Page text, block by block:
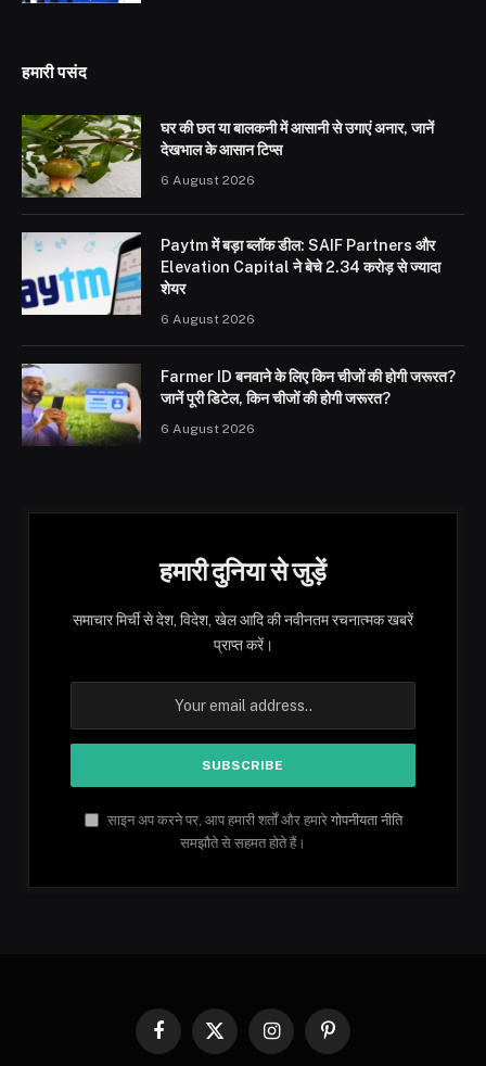
हमारी पसंद
घर की छत या बालकनी में आसानी से उगाएं अनार, जानें
देखभाल के आसान टिप्स
6 August 2026
Paytm में बड़ा ब्लॉक डील: SAIF Partners और
Elevation Capital ने बेचे 2.34 करोड़ से ज्यादा
शेयर
6 August 2026
Farmer ID बनवाने के लिए किन चीजों की होगी जरूरत?
जानें पूरी डिटेल, किन चीजों की होगी जरूरत?
6 August 2026
हमारी दुनिया से जुड़ें
समाचार मिर्ची से देश, विदेश, खेल आदि की नवीनतम रचनात्मक खबरें
प्राप्त करें।
साइन अप करने पर, आप हमारी शर्तों और हमारे गोपनीयता नीति
समझौते से सहमत होते हैं।
Facebook
X
InstagramPinterest